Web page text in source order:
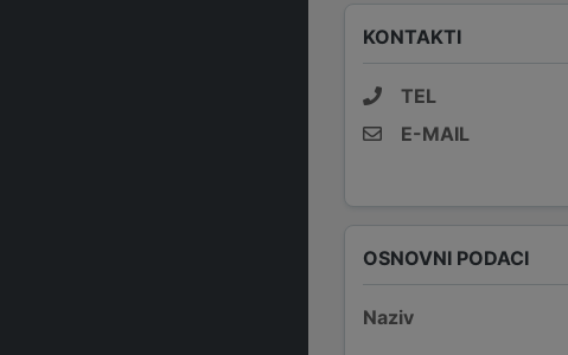
KONTAKTI
TEL
E-MAIL
OSNOVNI PODACI
Naziv